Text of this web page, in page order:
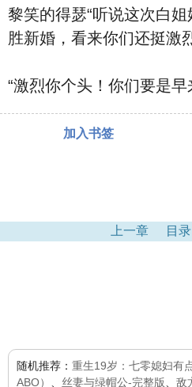
黎笑的得瑟“听说这次白
胜新婚，看来你们还挺激
“激烈你个头！你们要是
加入书签
上一章 目录
随机推荐： 重生19岁：七零媳妇有
ABO）
丝妻与绿帽公-完整版 敌